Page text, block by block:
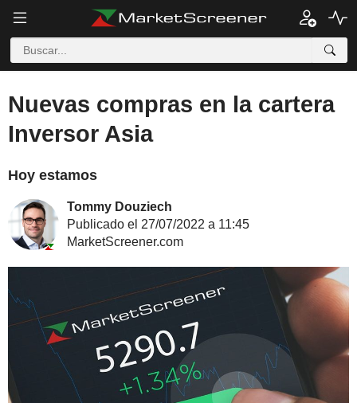
Nuevas compras en la cartera
Inversor Asia
Hoy estamos
Tommy Douziech
Publicado el 27/07/2022 a 11:45
MarketScreener.com